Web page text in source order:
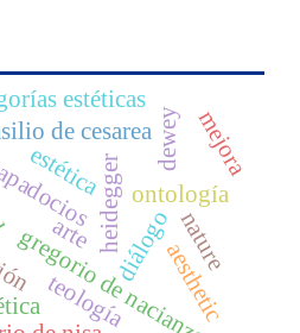
teología
heidegger ontología
de cesarea
gregorio de nacianzo
diálogo
dewey
arte
estéticas
estética
aesthetic
nature
mejora